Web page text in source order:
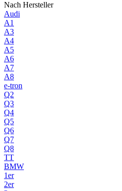
Nach Hersteller
Audi
A1
A3
A4
A5
A6
A7
A8
e-tron
Q2
Q3
Q4
Q5
Q6
Q7
Q8
TT
BMW
1er
2er